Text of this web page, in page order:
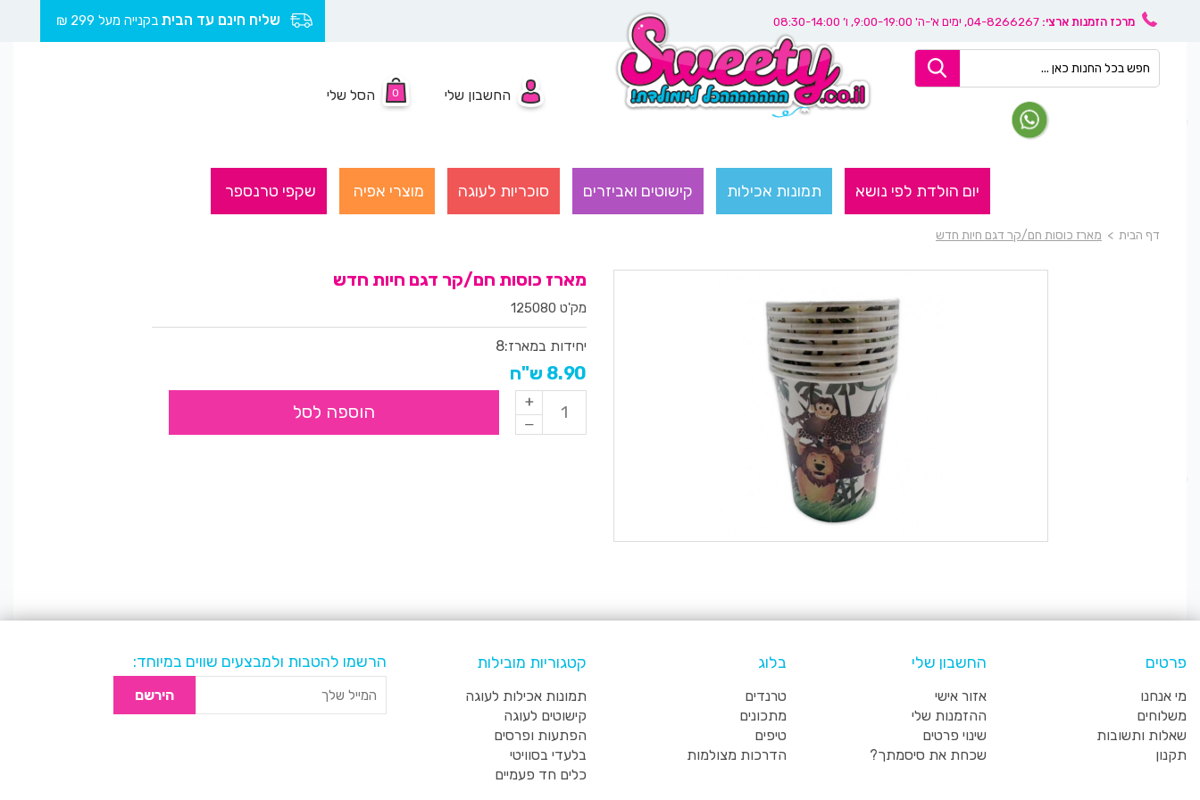
מרכז הזמנות ארצי: 04-8266267, ימים א'-ה' 9:00-19:00, ו’ 08:30-14:00 שליח חינם עד הבית בקנייה מעל 299 ₪
החשבון שלי 0 הסל שלי
יום הולדת לפי נושא תמונות אכילות קישוטים ואביזרים סוכריות לעוגה מוצרי אפיה שקפי טרנספר
דף הבית > מארז כוסות חם/קר דגם חיות חדש
מארז כוסות חם/קר דגם חיות חדש
מק'ט 125080
יחידות במארז:8
8.90 ש"ח
הוספה לסל
פרטים
מי אנחנו
משלוחים
שאלות ותשובות
תקנון
החשבון שלי
אזור אישי
ההזמנות שלי
שינוי פרטים
שכחת את סיסמתך?
בלוג
טרנדים
מתכונים
טיפים
הדרכות מצולמות
קטגוריות מובילות
תמונות אכילות לעוגה
קישוטים לעוגה
הפתעות ופרסים
בלעדי בסוויטי
כלים חד פעמיים
הרשמו להטבות ולמבצעים שווים במיוחד:
הירשם